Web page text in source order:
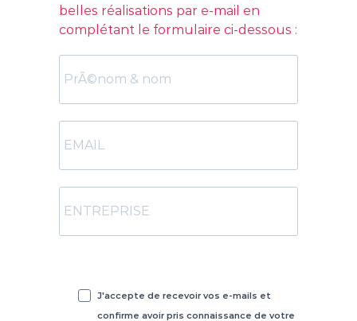
belles réalisations par e-mail en
complétant le formulaire ci-dessous :
J'accepte de recevoir vos e-mails et
confirme avoir pris connaissance de votre